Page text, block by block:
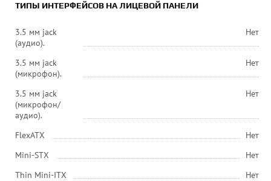
ТИПЫ ИНТЕРФЕЙСОВ НА ЛИЦЕВОЙ ПАНЕЛИ
3.5 мм jack
(аудио).
Нет
3.5 мм jack
(микрофон).
Нет
3.5 мм jack
(микрофон/
аудио).
Нет
FlexATX
Нет
Mini-STX
Нет
Thin Mini-ITX
Нет